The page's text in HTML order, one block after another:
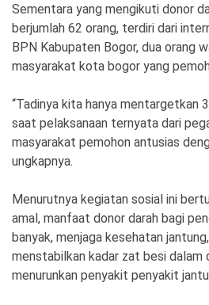
Sementara yang mengikuti donor
berjumlah 62 orang, terdiri dari
BPN Kabupaten Bogor, dua orang
masyarakat kota bogor yang
“Tadinya kita hanya mentargetkan
saat pelaksanaan ternyata dari
masyarakat pemohon antusias
ungkapnya.
Menurutnya kegiatan sosial ini
amal, manfaat donor darah bagi
banyak, menjaga kesehatan
menstabilkan kadar zat besi dalam
menurunkan penyakit penyakit